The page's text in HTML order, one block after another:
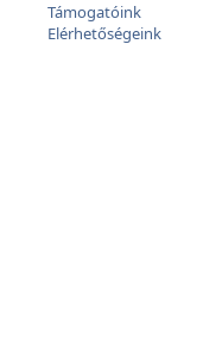
Támogatóink
Elérhetőségeink